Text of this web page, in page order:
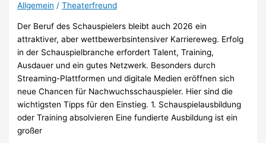
Allgemein /Theaterfreund
Der Beruf des Schauspielers bleibt auch 2026 ein
attraktiver, aber wettbewerbsintensiver Karriereweg. Erfolg
in der Schauspielbranche erfordert Talent, Training,
Ausdauer und ein gutes Netzwerk. Besonders durch
Streaming-Plattformen und digitale Medien eröffnen sich
neue Chancen für Nachwuchsschauspieler. Hier sind die
wichtigsten Tipps für den Einstieg. 1. Schauspielausbildung
oder Training absolvieren Eine fundierte Ausbildung ist ein
großer